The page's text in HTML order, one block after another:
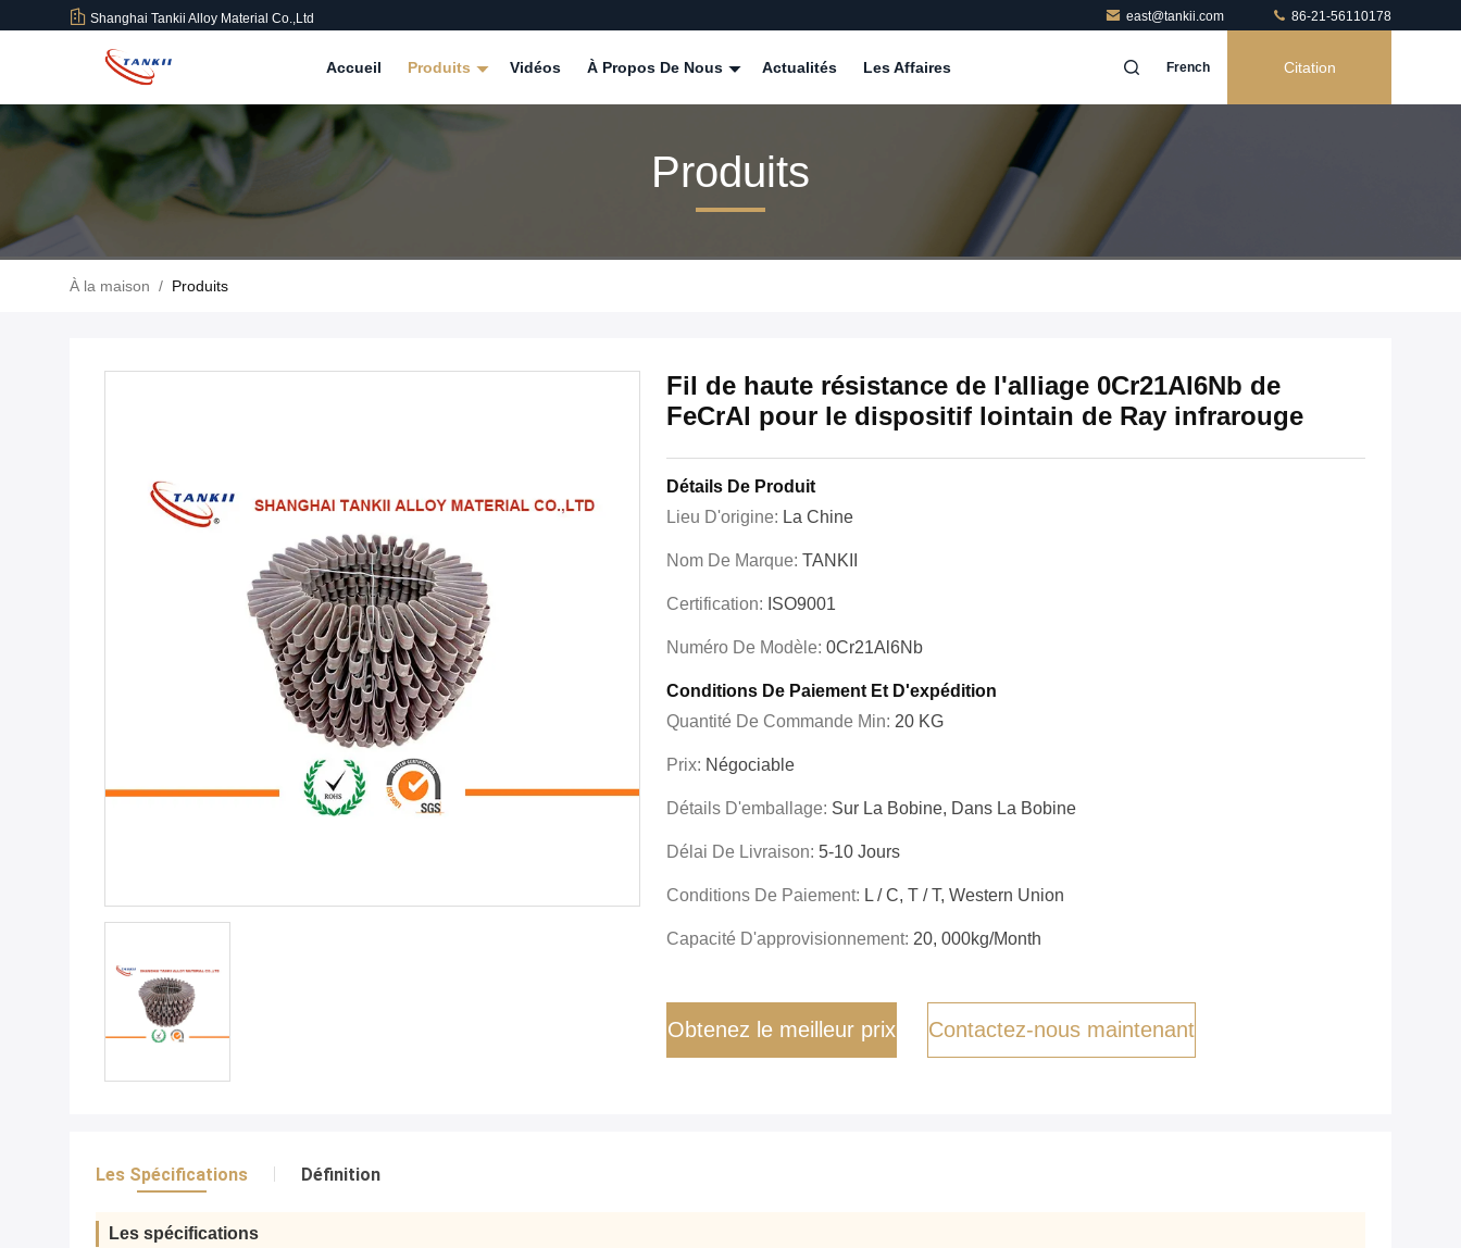
Shanghai Tankii Alloy Material Co.,Ltd east@tankii.com 86-21-56110178
Accueil Produits Vidéos À Propos De Nous Actualités Les Affaires French Citation
Produits
À la maison / Produits
Fil de haute résistance de l'alliage 0Cr21Al6Nb de
FeCrAl pour le dispositif lointain de Ray infrarouge
Détails De Produit
Lieu D'origine: La Chine
Nom De Marque: TANKII
Certification: ISO9001
Numéro De Modèle: 0Cr21Al6Nb
Conditions De Paiement Et D'expédition
Quantité De Commande Min: 20 KG
Prix: Négociable
Détails D'emballage: Sur La Bobine, Dans La Bobine
Délai De Livraison: 5-10 Jours
Conditions De Paiement: L / C, T / T, Western Union
Capacité D'approvisionnement: 20, 000kg/month
Obtenez le meilleur prix Contactez-nous maintenant
Les Spécifications Définition
Les spécifications